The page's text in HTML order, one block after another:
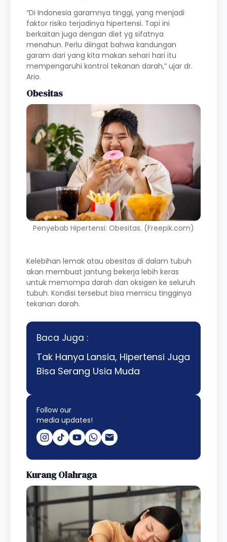
“Di Indonesia garamnya tinggi, yang menjadi
faktor risiko terjadinya hipertensi. Tapi ini
berkaitan juga dengan diet yg sifatnya
menahun. Perlu diingat bahwa kandungan
garam dari yang kita makan sehari hari itu
mempengaruhi kontrol tekanan darah,” ujar dr.
Ario.
Obesitas
Penyebab Hipertensi: Obesitas. (Freepik.com)
Kelebihan lemak atau obesitas di dalam tubuh
akan membuat jantung bekerja lebih keras
untuk memompa darah dan oksigen ke seluruh
tubuh. Kondisi tersebut bisa memicu tingginya
tekanan darah.
Baca Juga :
Tak Hanya Lansia, Hipertensi Juga
Bisa Serang Usia Muda
Follow our
media updates!
Kurang Olahraga